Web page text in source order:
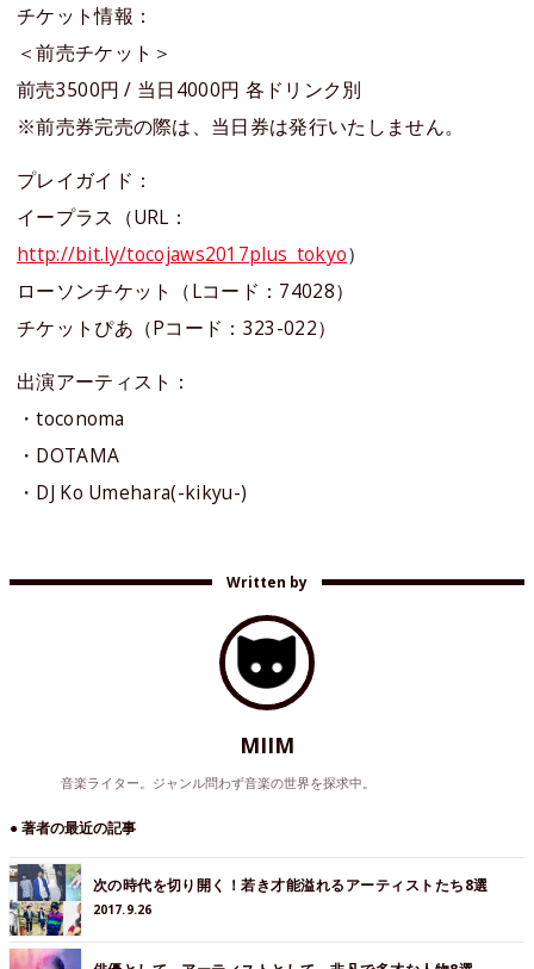
チケット情報：
＜前売チケット＞
前売3500円 / 当日4000円 各ドリンク別
※前売券完売の際は、当日券は発行いたしません。
プレイガイド：
イープラス（URL：
http://bit.ly/tocojaws2017plus_tokyo）
ローソンチケット（Lコード：74028）
チケットぴあ（Pコード：323-022）
出演アーティスト：
・toconoma
・DOTAMA
・DJ Ko Umehara(-kikyu-)
Written by
MIIM
音楽ライター。ジャンル問わず音楽の世界を探求中。
● 著者の最近の記事
次の時代を切り開く！若き才能溢れるアーティストたち8選
2017.9.26